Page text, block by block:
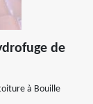
de
à Bouille